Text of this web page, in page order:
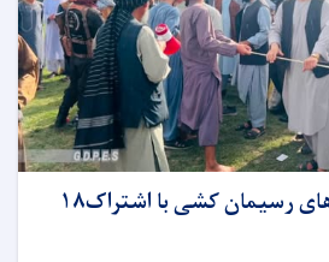
تخار؛ برگزاری رقابت های رسیمان کشی با اشتراک۱۸